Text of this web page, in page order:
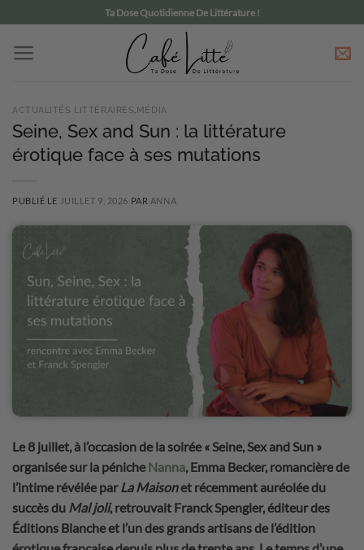
au
contenu
Ta Dose Quotidienne De Littérature !
ACTUALITÉS LITTÉRAIRES,MÉDIA
Seine, Sex and Sun : la littérature
érotique face à ses mutations
PUBLIÉ LE JUILLET 9, 2026 PAR ANNA
Le 8 juillet, à l’occasion de la soirée « Seine, Sex and Sun »
organisée sur la pénicheNanna, Emma Becker, romancière de
l’intime révélée parLa Maisonet récemment auréolée du
succès du Mal joli, retrouvait Franck Spengler, éditeur des
Éditions Blanche et l’un des grands artisans de l’édition